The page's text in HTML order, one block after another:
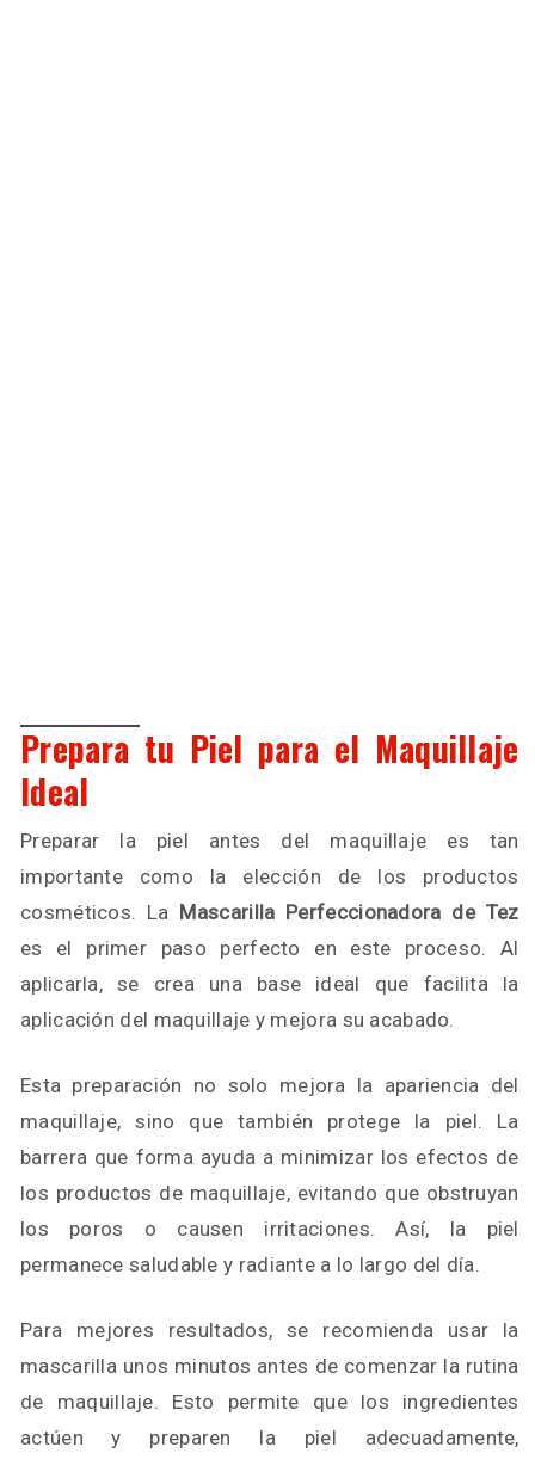
Prepara tu Piel para el Maquillaje
Ideal
Preparar la piel antes del maquillaje es tan
importante como la elección de los productos
cosméticos. La Mascarilla Perfeccionadora de Tez
es el primer paso perfecto en este proceso. Al
aplicarla, se crea una base ideal que facilita la
aplicación del maquillaje y mejora su acabado.
Esta preparación no solo mejora la apariencia del
maquillaje, sino que también protege la piel. La
barrera que forma ayuda a minimizar los efectos de
los productos de maquillaje, evitando que obstruyan
los poros o causen irritaciones. Así, la piel
permanece saludable y radiante a lo largo del día.
Para mejores resultados, se recomienda usar la
mascarilla unos minutos antes de comenzar la rutina
de maquillaje. Esto permite que los ingredientes
actúen y preparen la piel adecuadamente,